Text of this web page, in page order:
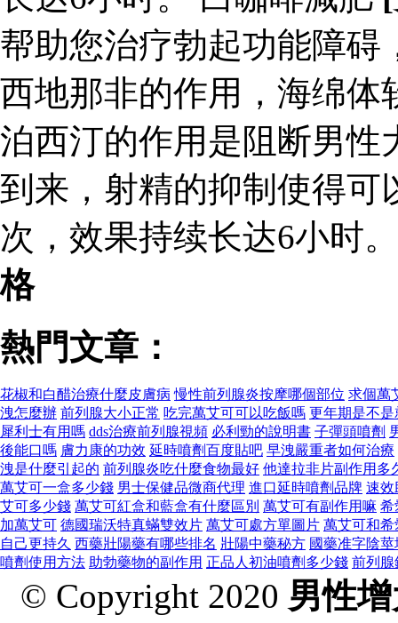
帮助您治疗勃起功能障碍
西地那非的作用，海绵体
泊西汀的作用是阻断男性
到来，射精的抑制使得可
次，效果持续长达6小时
格
熱門文章：
花椒和白醋治療什麼皮膚病 慢性前列腺炎按摩哪個部位 求個萬
洩怎麼辦 前列腺大小正常 吃完萬艾可可以吃飯嗎 更年期是不是
犀利士有用嗎 dds治療前列腺視頻 必利勁的說明書 子彈頭噴劑
後能口嗎 膚力康的功效 延時噴劑百度貼吧 早洩嚴重者如何治療
洩是什麼引起的 前列腺炎吃什麼食物最好 他達拉非片副作用多
萬艾可一盒多少錢 男士保健品微商代理 進口延時噴劑品牌 速效
艾可多少錢 萬艾可紅盒和藍盒有什麼區別 萬艾可有副作用嘛 希
加萬艾可 德國瑞沃特真蟎雙效片 萬艾可處方單圖片 萬艾可和
自己更持久 西藥壯陽藥有哪些排名 壯陽中藥秘方 國藥准字陰
噴劑使用方法 助勃藥物的副作用 正品人初油噴劑多少錢 前列腺
© Copyright 2020 男性